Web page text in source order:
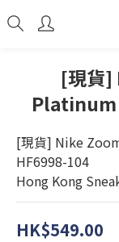
[現貨]
Platinum
[現貨] Nike
HF6998-104
Hong Kong
HK$549.00